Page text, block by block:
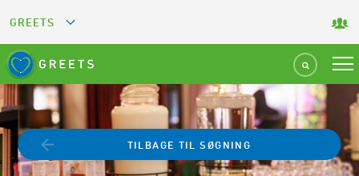
GREETS
GREEN KEY
GREEN RESTAURANT
GREEN SPORT FACILITY
TILBAGE TIL SØGNING